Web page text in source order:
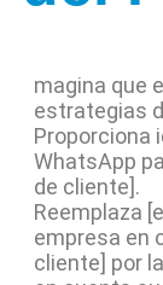
magina que
estrategias
Proporciona
WhatsApp
de cliente].
Reemplaza
empresa en
cliente] por